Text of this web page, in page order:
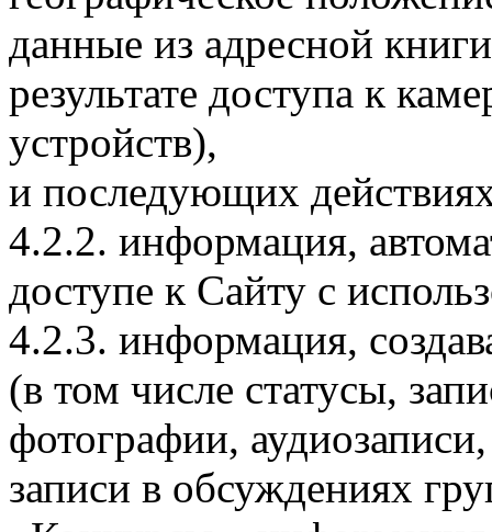
данные из адресной
результате доступа к
устройств),
и последующих
4.2.2. информация,
доступе к Сайту с
4.2.3. информация,
(в том числе статусы,
фотографии,
записи в обсуждениях